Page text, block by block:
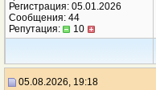
Регистрация: 05.01.2026
Сообщения: 44
Репутация:
10
05.08.2026, 19:18